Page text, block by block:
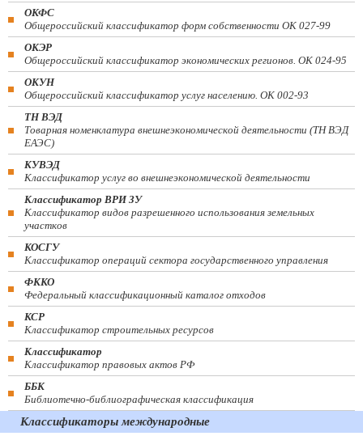
ОКФС
Общероссийский классификатор форм собственности ОК 027-99
ОКЭР
Общероссийский классификатор экономических регионов. ОК 024-95
ОКУН
Общероссийский классификатор услуг населению. ОК 002-93
ТН ВЭД
Товарная номенклатура внешнеэкономической деятельности (ТН ВЭД
ЕАЭС)
КУВЭД
Классификатор услуг во внешнеэкономической деятельности
Классификатор ВРИ ЗУ
Классификатор видов разрешенного использования земельных
участков
КОСГУ
Классификатор операций сектора государственного управления
ФККО
Федеральный классификационный каталог отходов
КСР
Классификатор строительных ресурсов
Классификатор
Классификатор правовых актов РФ
ББК
Библиотечно-библиографическая классификация
Классификаторы международные